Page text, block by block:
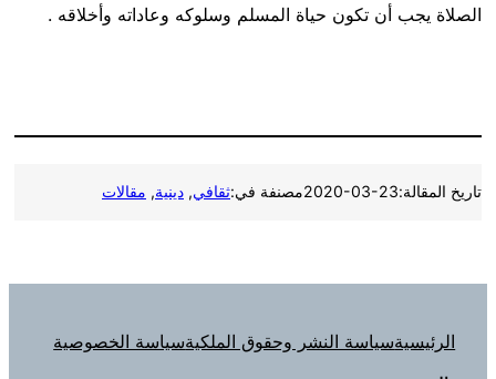
الصلاة يجب أن تكون حياة المسلم وسلوكه وعاداته وأخلاقه .
تاريخ المقالة:2020-03-23مصنفة في:ثقافي, دينية, مقالات
الرئيسيةسياسة النشر وحقوق الملكيةسياسة الخصوصية